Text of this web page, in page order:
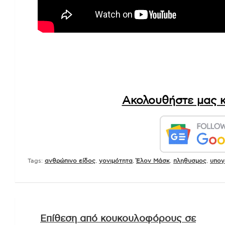
Ακολουθήστε μας
Tags: ανθρώπινο είδος γονιμότητα ,Έλον Μάσκ πληθυσμος
Επίθεση από κουκουλοφόρους σε